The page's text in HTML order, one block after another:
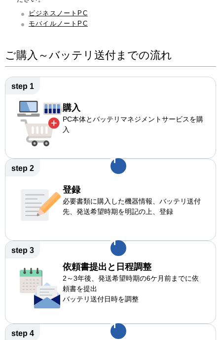
ビジネスノートPC
モバイルノートPC
ご購入～バッテリ送付までの流れ
step 1
購入
PC本体とバッテリマネジメントサービスを購
入
step 2
登録
必要書類に購入した機器情報、バッテリ送付
先、発送希望時期を明記の上、登録
step 3
依頼書提出と日程調整
2～3年後、発送希望時期の6ケ月前までに依
頼書を提出
バッテリ送付日時を調整
step 4